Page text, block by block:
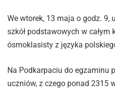
We wtorek, 13 maja o godz. 9,
szkół podstawowych w
ósmoklasisty z języka
Na Podkarpaciu do egzaminu
uczniów, z czego ponad 2315